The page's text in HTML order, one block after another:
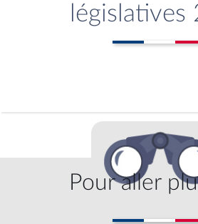
législatives
Pour aller